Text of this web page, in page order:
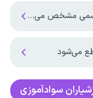
می‌شود
سوادآموزی